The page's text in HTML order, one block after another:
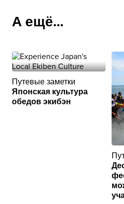
А ещё...
Путевые заметки
Японская культура
обедов экибэн